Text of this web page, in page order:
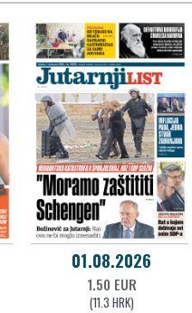
01.08.2026
1.50 EUR
(11.3 HRK)